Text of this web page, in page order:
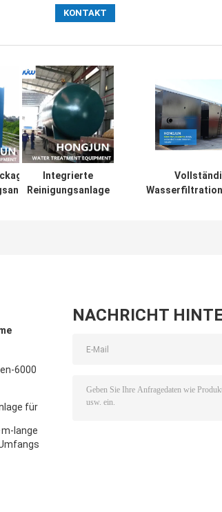
Integrierte
Reinigungsanlage
6000
für
lange
NACHRICHT